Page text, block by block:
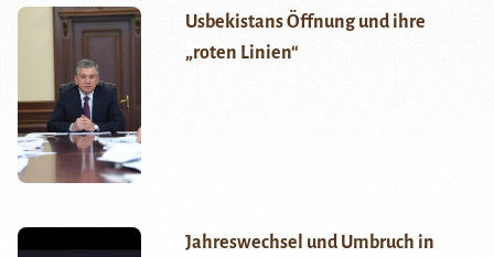
Usbekistans Öffnung und ihre
„roten Linien“
Jahreswechsel und Umbruch in